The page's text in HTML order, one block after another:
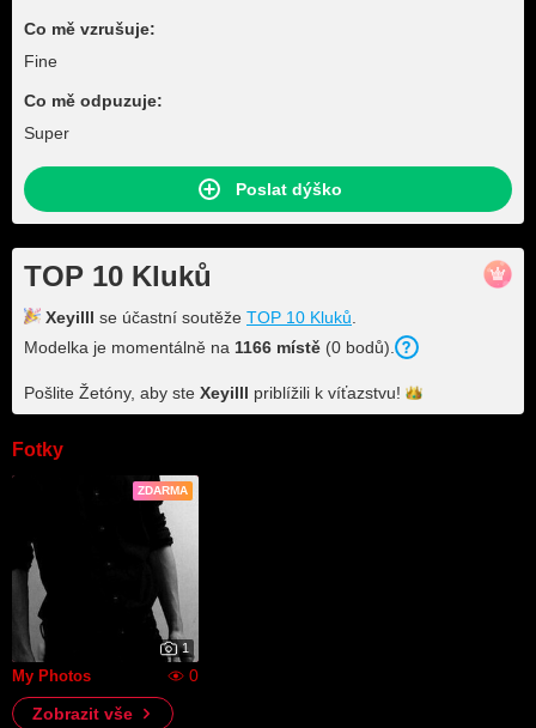
Co mě vzrušuje:
Fine
Co mě odpuzuje:
Super
Poslat dýško
TOP 10 Kluků
Xeyilll se účastní soutěže TOP 10 Kluků
Modelka je momentálně na 1166 místě (0 bodů).
Pošlite Žetóny, aby ste Xeyilll priblížili k víťazstvu!
Fotky
ZDARMA
1
My Photos
0
Zobrazit vše